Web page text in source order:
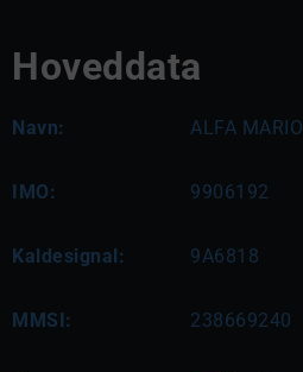
Hoveddata
Navn: ALFA MARIO
IMO: 9906192
Kaldesignal: 9A6818
MMSI: 238669240